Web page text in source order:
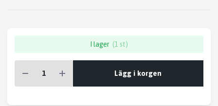
I lager (1 st)
Lägg i korgen